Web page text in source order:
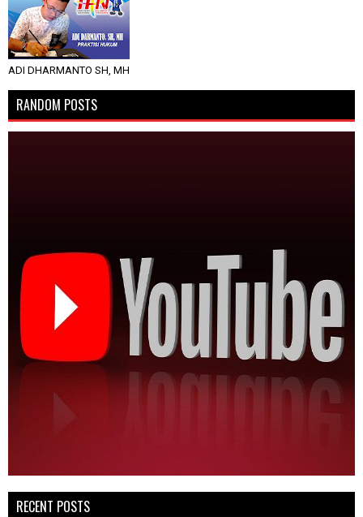
ADI DHARMANTO SH, MH
RANDOM POSTS
RECENT POSTS